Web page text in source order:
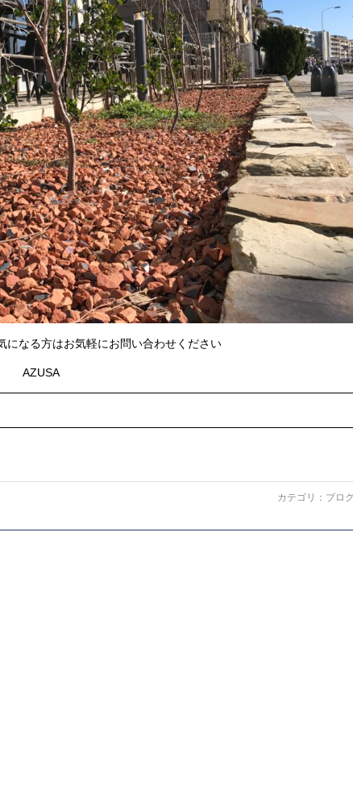
になる方はお気軽にお問い合わせください
AZUSA
カテゴリ： ブロ